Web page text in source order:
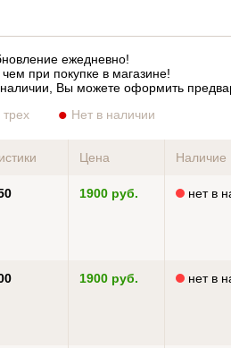
ежедневно!
при покупке в магазине!
Вы можете оформить
Нет в наличии
Цена Наличие
1900 руб. нет в
1900 руб. нет в